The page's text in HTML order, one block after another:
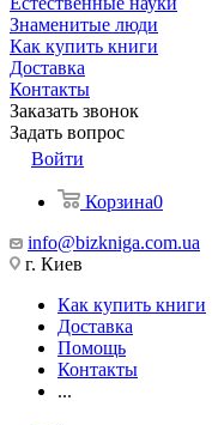
Знаменитые люди
Как купить книги
Доставка
Контакты
Заказать звонок
Задать вопрос
Войти
Корзина0
info@bizkniga.com.ua
г. Киев
Как купить книги
Доставка
Помощь
Контакты
...